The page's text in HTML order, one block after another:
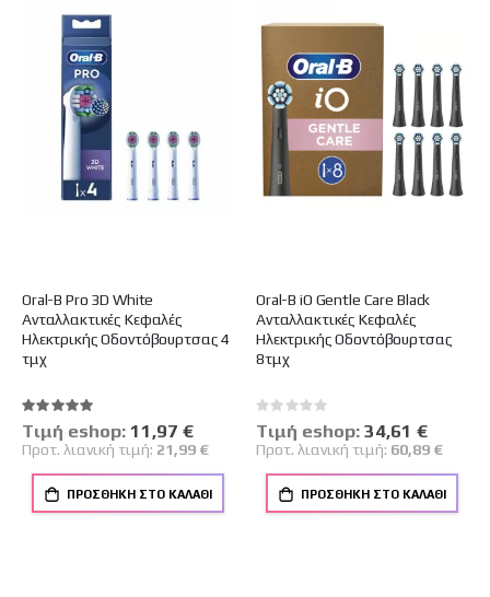
Oral-B Pro 3D White
Ανταλλακτικές Κεφαλές
Ηλεκτρικής Οδοντόβουρτσας 4
τμχ
Βαθμολογία:
100%
Tιμή eshop: Ειδική
Τιμή
11,97 €
Προτ. λιανική τιμή: 21,99 €
ΠΡΟΣΘΉΚΗ ΣΤΟ ΚΑΛΆΘΙ
Oral-B iO Gentle Care Black
Ανταλλακτικές Κεφαλές
Ηλεκτρικής Οδοντόβουρτσας
8τμχ
Rating:
0%
Tιμή eshop: Ειδική
Τιμή
34,61 €
Προτ. λιανική τιμή: 60,89 €
ΠΡΟΣΘΉΚΗ ΣΤΟ ΚΑΛΆΘΙ